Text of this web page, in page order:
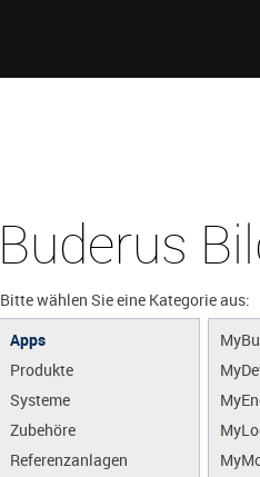
Buderus
Bitte wählen Sie eine Kategorie aus:
Apps
Produkte
Systeme
Zubehöre
Referenzanlagen